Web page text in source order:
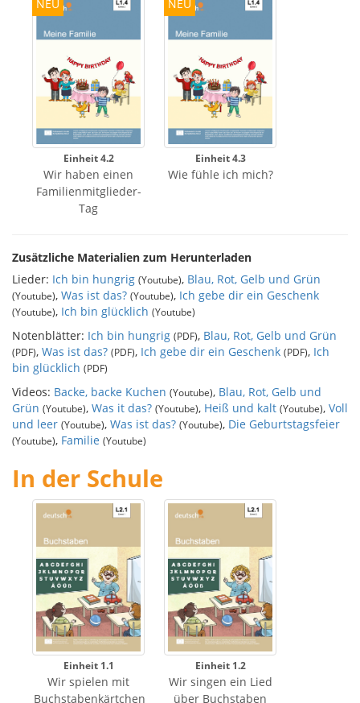
NEU
Einheit 4.2
Wir haben einen
Familienmitglieder-
Tag
NEU
Einheit 4.3
Wie fühle ich mich?
Zusätzliche Materialien zum Herunterladen
Lieder: Ich bin hungrig (Youtube), Blau, Rot, Gelb und Grün
(Youtube), Was ist das? (Youtube), Ich gebe dir ein Geschenk
(Youtube), Ich bin glücklich (Youtube)
Notenblätter: Ich bin hungrig (PDF), Blau, Rot, Gelb und Grün
(PDF), Was ist das? (PDF), Ich gebe dir ein Geschenk (PDF), Ich
bin glücklich (PDF)
Videos: Backe, backe Kuchen (Youtube), Blau, Rot, Gelb und
Grün (Youtube), Was it das? (Youtube), Heiß und kalt (Youtube), Voll
und leer (Youtube), Was ist das? (Youtube), Die Geburtstagsfeier
(Youtube), Familie (Youtube)
In der Schule
Einheit 1.1
Wir spielen mit
Buchstabenkärtchen
Einheit 1.2
Wir singen ein Lied
über Buchstaben